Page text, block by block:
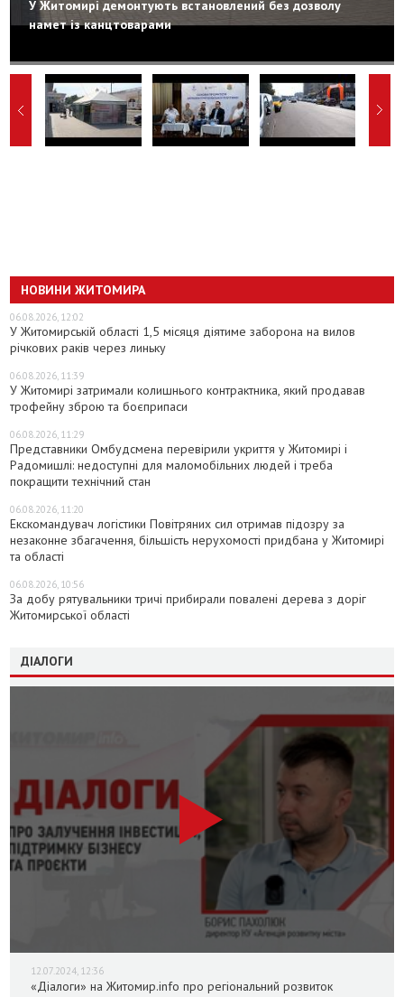
У Житомирі демонтують встановлений без дозволу
намет із канцтоварами
НОВИНИ ЖИТОМИРА
06.08.2026, 12:02
У Житомирській області 1,5 місяця діятиме заборона на вилов
річкових раків через линьку
06.08.2026, 11:39
У Житомирі затримали колишнього контрактника, який продавав
трофейну зброю та боєприпаси
06.08.2026, 11:29
Представники Омбудсмена перевірили укриття у Житомирі і
Радомишлі: недоступні для маломобільних людей і треба
покращити технічний стан
06.08.2026, 11:20
Екскомандувач логістики Повітряних сил отримав підозру за
незаконне збагачення, більшість нерухомості придбана у Житомирі
та області
06.08.2026, 10:56
За добу рятувальники тричі прибирали повалені дерева з доріг
Житомирської області
ДІАЛОГИ
12.07.2024, 12:36
«Діалоги» на Житомир.info про регіональний розвиток